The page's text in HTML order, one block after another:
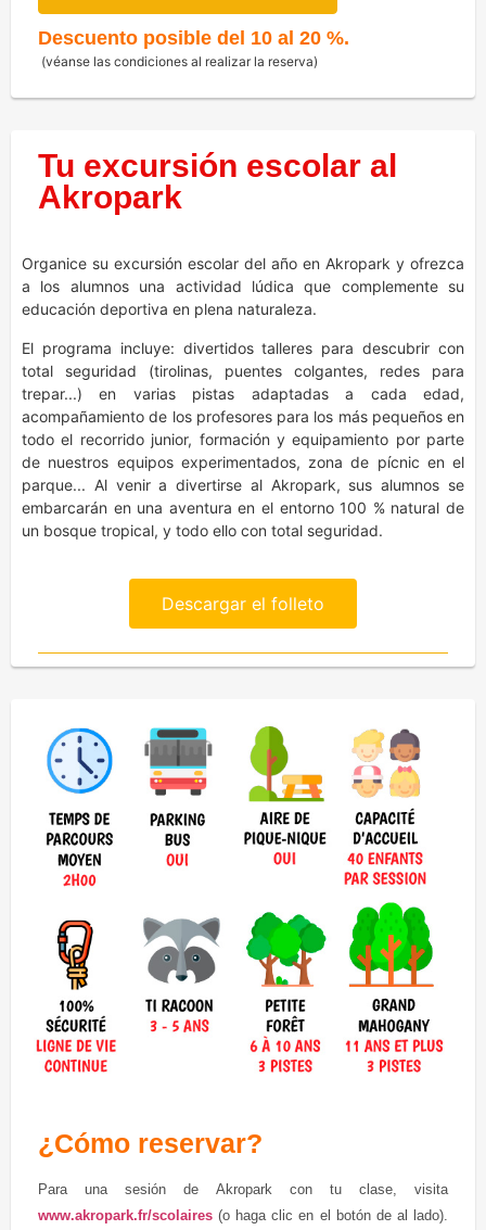
Descuento posible del 10 al 20 %.
(véanse las condiciones al realizar la reserva)
Tu excursión escolar al
Akropark
Organice su excursión escolar del año en Akropark y ofrezca
a los alumnos una actividad lúdica que complemente su
educación deportiva en plena naturaleza.
El programa incluye: divertidos talleres para descubrir con
total seguridad (tirolinas, puentes colgantes, redes para
trepar...) en varias pistas adaptadas a cada edad,
acompañamiento de los profesores para los más pequeños en
todo el recorrido junior, formación y equipamiento por parte
de nuestros equipos experimentados, zona de pícnic en el
parque... Al venir a divertirse al Akropark, sus alumnos se
embarcarán en una aventura en el entorno 100 % natural de
un bosque tropical, y todo ello con total seguridad.
Descargar el folleto
¿Cómo reservar?
Para una sesión de Akropark con tu clase, visita
www.akropark.fr/scolaires (o haga clic en el botón de al lado).